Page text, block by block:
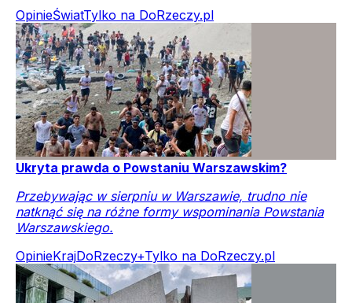
OpinieŚwiatTylko na DoRzeczy.pl
Ukryta prawda o Powstaniu Warszawskim?
Przebywając w sierpniu w Warszawie, trudno nie
natknąć się na różne formy wspominania Powstania
Warszawskiego.
OpinieKrajDoRzeczy+Tylko na DoRzeczy.pl